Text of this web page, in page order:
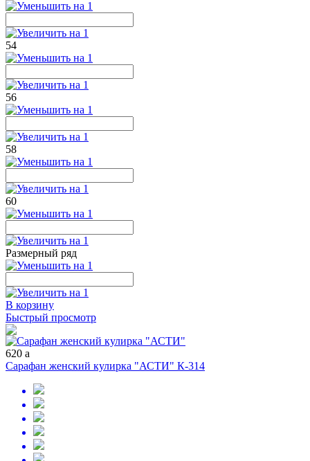
54
56
58
60
Размерный ряд
В корзину
Быстрый просмотр
620 a
Сарафан женский кулирка "АСТИ" К-314